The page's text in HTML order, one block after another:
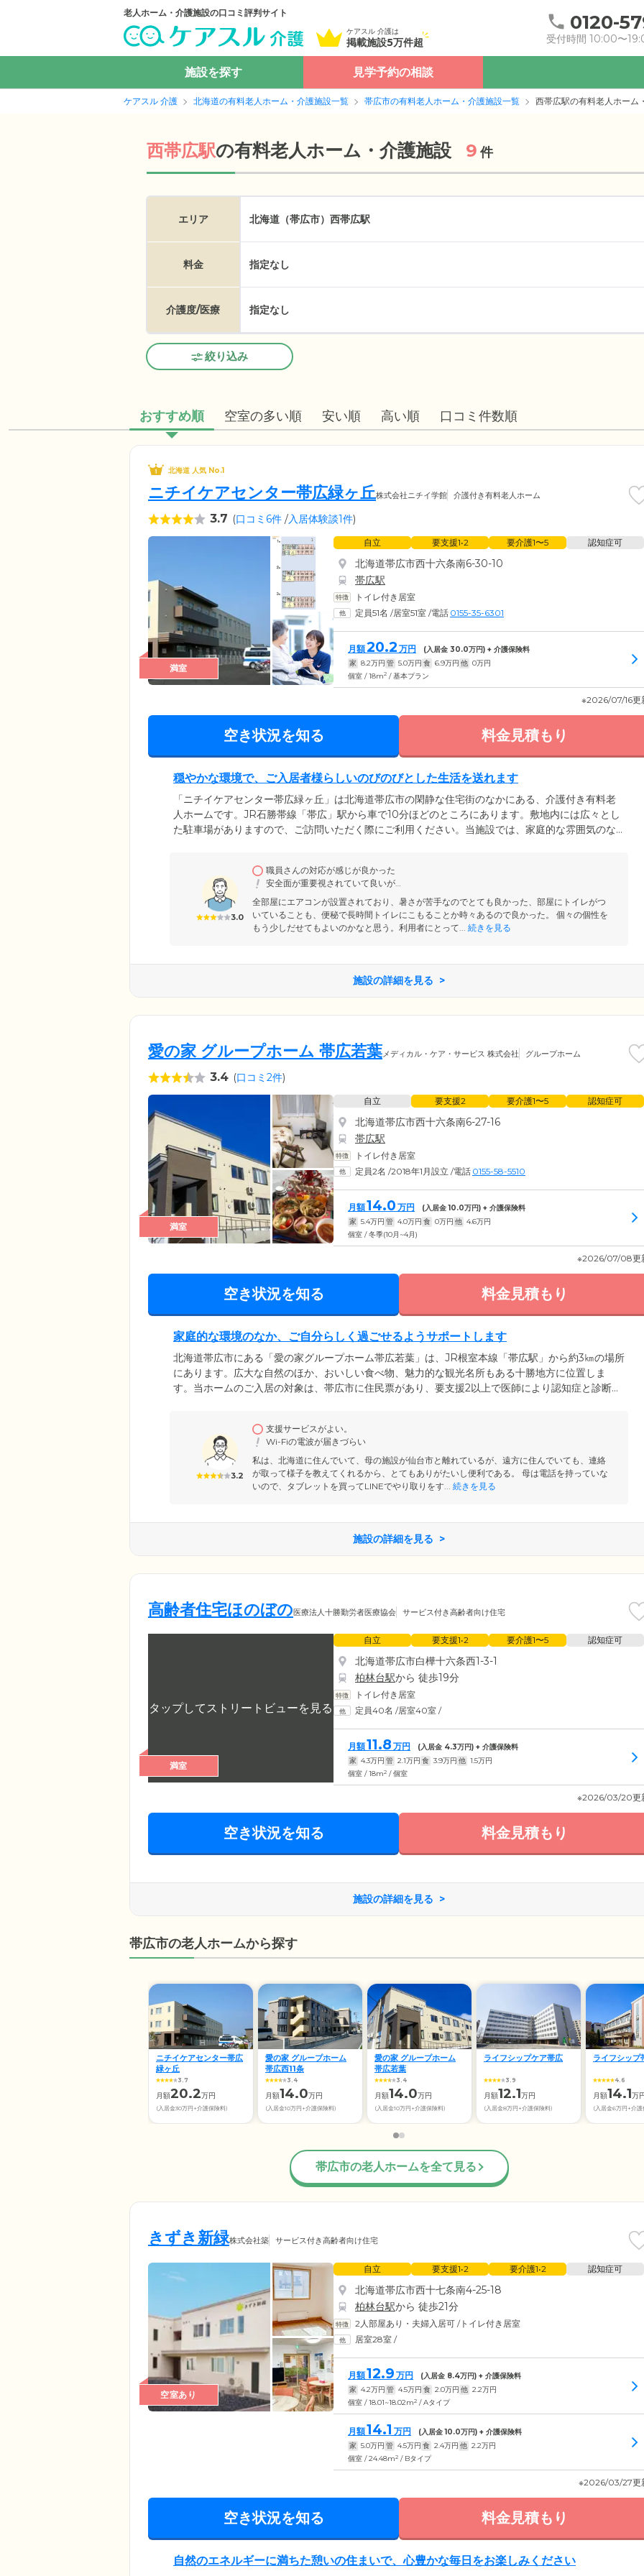
老人ホーム・介護施設の口コミ評判サイト
ケアスル 介護は
掲載施設5万件超
0120-
受付時間 10:00〜
施設を探す 見学予約の相談
ケアスル 介護 北海道の有料老人ホーム・介護施設一覧 帯広市の有料老人ホーム・介護施設一覧 西帯広駅の有料老人ホーム
西帯広駅の有料老人ホーム・介護施設 9 件
エリア 北海道（帯広市） 西帯広駅
料金 指定なし
介護度/医療 指定なし
絞り込み
おすすめ順 空室の多い順 安い順 高い順 口コミ件数順
北海道 人気 No.1
ニチイケアセンター帯広緑ヶ丘株式会社ニチイ学館 介護付き有料老人ホーム
3.7 (口コミ6件 /入居体験談1件)
満室
自立 要支援1•2 要介護1〜5 認知症可
北海道帯広市西十六条南6-30-10
帯広駅
トイレ付き居室
定員51名 /居室51室 /電話 0155-35-6301
月額20.2 万円 (入居金 30.0万円) + 介護保険料
家 8.2万円 管 5.0万円 食 6.9万円 他 0万円
個室 / 18m2 / 基本プラン
※2026/07/16更
空き状況を知る 料金見積もり
穏やかな環境で、ご入居者様らしいのびのびとした生活を送れます
「ニチイケアセンター帯広緑ヶ丘」は北海道帯広市の閑静な住宅街のなかにある、介護付き有料老
人ホームです。JR石勝帯線「帯広」駅から車で10分ほどのところにあります。敷地内には広々とし
た駐車場がありますので、ご訪問いただく際にご利用ください。当施設では、家庭的な雰囲気のな
穏やかな環境のなかで、ご入居者様にご自身らしい生活を送っていただけるようサポートいたしま
3.0
職員さんの対応が感じが良かった
安全面が重要視されていて良いが…
全部屋にエアコンが設置されており、暑さが苦手なのでとても良かった、部屋にトイレがつ
いていることも、便秘で長時間トイレにこもることか時々あるので良かった。 個々の個性を
もう少しだせてもよいのかなと思う。利用者にとって...
続きを見る
施設の詳細を見る
愛の家 グループホーム 帯広若葉メディカル・ケア・サービス 株式会社 グループホーム
3.4 (口コミ2件)
満室
自立 要支援2 要介護1〜5 認知症可
北海道帯広市西十六条南6-27-16
帯広駅
トイレ付き居室
定員2名 /2018年1月設立 /電話 0155-58-5510
月額14.0 万円 (入居金10.0万円) + 介護保険料
家 5.4万円 管 4.0万円 食 0万円 他 4.6万円
個室 / 冬季(10月~4月)
※2026/07/08更
空き状況を知る 料金見積もり
家庭的な環境のなか、ご自分らしく過ごせるようサポートします
北海道帯広市にある「愛の家グループホーム帯広若葉」は、JR根室本線「帯広駅」から約3㎞の場所
にあります。広大な自然のほか、おいしい食べ物、魅力的な観光名所もある十勝地方に位置しま
す。当ホームのご入居の対象は、帯広市に住民票があり、要支援2以上で医師により認知症と診断さ
いただけるよう、食事、入浴、排せつの支援を行いながら、日常生活のなかで心身機能の維持・向
上を図っています。
3.2
支援サービスがよい。
Wi-Fiの電波が届きづらい
私は、北海道に住んでいて、母の施設が仙台市と離れているが、遠方に住んでいても、連絡
が取って様子を教えてくれるから、とてもありがたいし便利である。 母は電話を持っていな
いので、タブレットを買ってLINEでやり取りをす...
続きを見る
施設の詳細を見る
高齢者住宅ほのぼの医療法人十勝勤労者医療協会 サービス付き高齢者向け住宅
満室
自立 要支援1•2 要介護1〜5 認知症可
北海道帯広市白樺十六条西1-3-1
柏林台駅から 徒歩19分
トイレ付き居室
定員40名 /居室40室 /
月額11.8 万円 (入居金 4.3万円) + 介護保険料
家 4.3万円 管 2.1万円 食 3.9万円 他 1.5万円
個室 / 18m2 / 個室
※2026/03/20更
空き状況を知る 料金見積もり
施設の詳細を見る
帯広市の老人ホームから探す
ニチイケアセンター帯広
緑ヶ丘
3.7
月額20.2万円
(入居金30万円+介護保険料)
愛の家 グループホーム
帯広西11条
3.4
月額14.0万円
(入居金10万円+介護保険料)
愛の家 グループホーム
帯広若葉
3.4
月額14.0万円
(入居金10万円+介護保険料)
ライフシップケア帯広
3.9
月額12.1万円
(入居金8万円+介護保険料)
ライフシップ
4.6
月額14.1万
(入居金6万円+介護
帯広市の老人ホームを全て見る
きずき新緑株式会社築 サービス付き高齢者向け住宅
空室あり
自立 要支援1•2 要介護1•2 認知症可
北海道帯広市西十七条南4-25-18
柏林台駅から 徒歩21分
2人部屋あり・夫婦入居可 /トイレ付き居室
居室28室 /
月額12.9 万円 (入居金 8.4万円) + 介護保険料
家 4.2万円 管 4.5万円 食 2.0万円 他 2.2万円
個室 / 18.01~18.02m2 / Aタイプ
月額14.1 万円 (入居金10.0万円) + 介護保険料
家 5.0万円 管 4.5万円 食 2.4万円 他 2.2万円
個室 / 24.48m2 / Bタイプ
※2026/03/27更
空き状況を知る 料金見積もり
自然のエネルギーに満ちた憩いの住まいで、心豊かな毎日をお楽しみください